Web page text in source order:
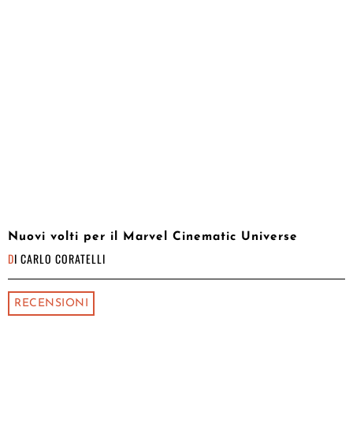
Nuovi volti per il Marvel Cinematic Universe
DI CARLO CORATELLI
RECENSIONI